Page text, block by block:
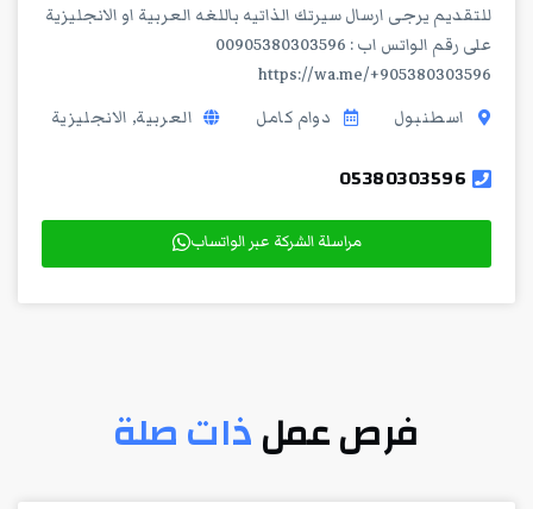
للتقديم يرجى ارسال سيرتك الذاتيه باللغه العربية او الانجليزية
على رقم الواتس اب : 00905380303596
https://wa.me/+905380303596
اسطنبول
دوام كامل العربية, الانجليزية
05380303596
مراسلة الشركة عبر الواتساب
فرص عملذات صلة